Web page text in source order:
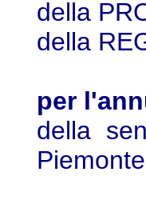
della
della
per
della